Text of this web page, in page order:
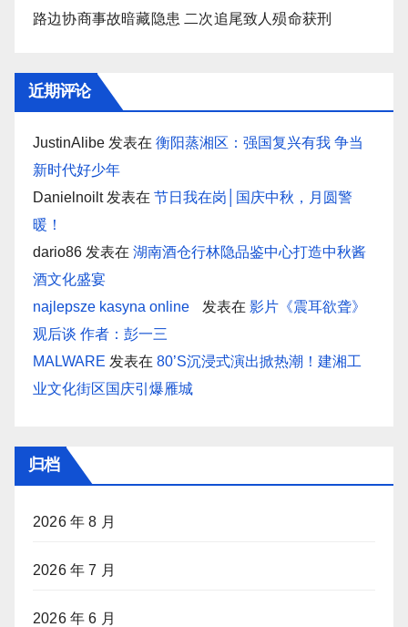
路边协商事故暗藏隐患 二次追尾致人殒命获刑
近期评论
JustinAlibe 发表在 衡阳蒸湘区：强国复兴有我 争当
新时代好少年
Danielnoilt发表在 节日我在岗│国庆中秋，月圆警
暖！
dario86 发表在 湖南酒仓行林隐品鉴中心打造中秋酱
酒文化盛宴
najlepsze kasyna online
发表在 影片《震耳欲聋》
观后谈 作者：彭一三
MALWARE 发表在 80’S沉浸式演出掀热潮！建湘工
业文化街区国庆引爆雁城
归档
2026 年 8 月
2026 年 7 月
2026 年 6 月